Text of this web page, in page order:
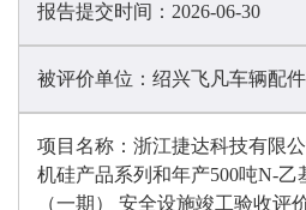
报告提交时间： 2026-06-30
被评价单位： 绍兴飞凡车辆配
项目名称： 浙江捷达科技有限
机硅产品系列和年产500吨N-乙
（一期） 安全设施竣工验收评